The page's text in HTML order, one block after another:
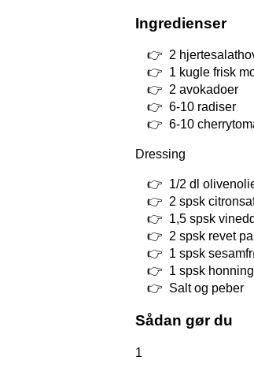
Ingredienser
2
1 kugle frisk
2 avokadoer
6-10 radiser
6-10
Dressing
1/2 dl
2 spsk
1,5 spsk
2 spsk revet
1 spsk
1 spsk honning
Salt og peber
Sådan gør du
1